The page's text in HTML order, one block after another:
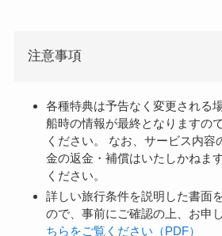
注意事項
各種特典は予告なく変更される
船時の情報が最終となりますの
ください。 なお、サービス内容
金の返金・補償はいたしかねま
ください。
詳しい旅行条件を説明した書面
ので、事前にご確認の上、お申
ちらをご覧ください（PDF）